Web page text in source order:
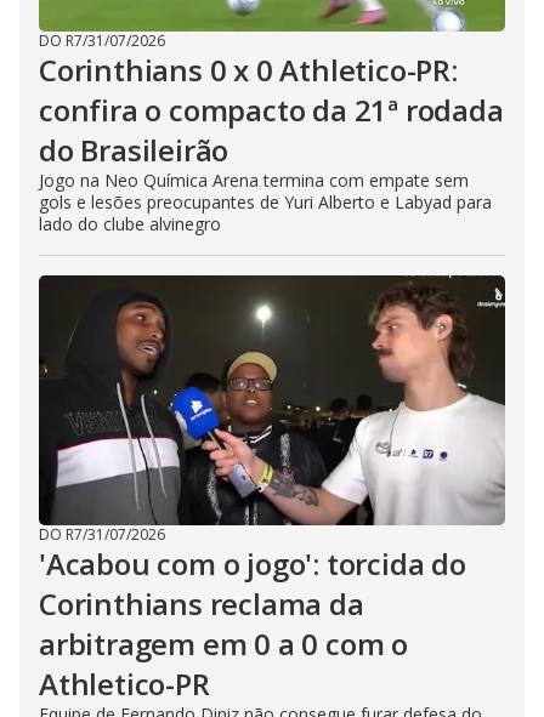
DO R7/31/07/2026
Corinthians 0 x 0 Athletico-PR:
confira o compacto da 21ª rodada
do Brasileirão
Jogo na Neo Química Arena termina com empate sem
gols e lesões preocupantes de Yuri Alberto e Labyad para
lado do clube alvinegro
DO R7/31/07/2026
'Acabou com o jogo': torcida do
Corinthians reclama da
arbitragem em 0 a 0 com o
Athletico-PR